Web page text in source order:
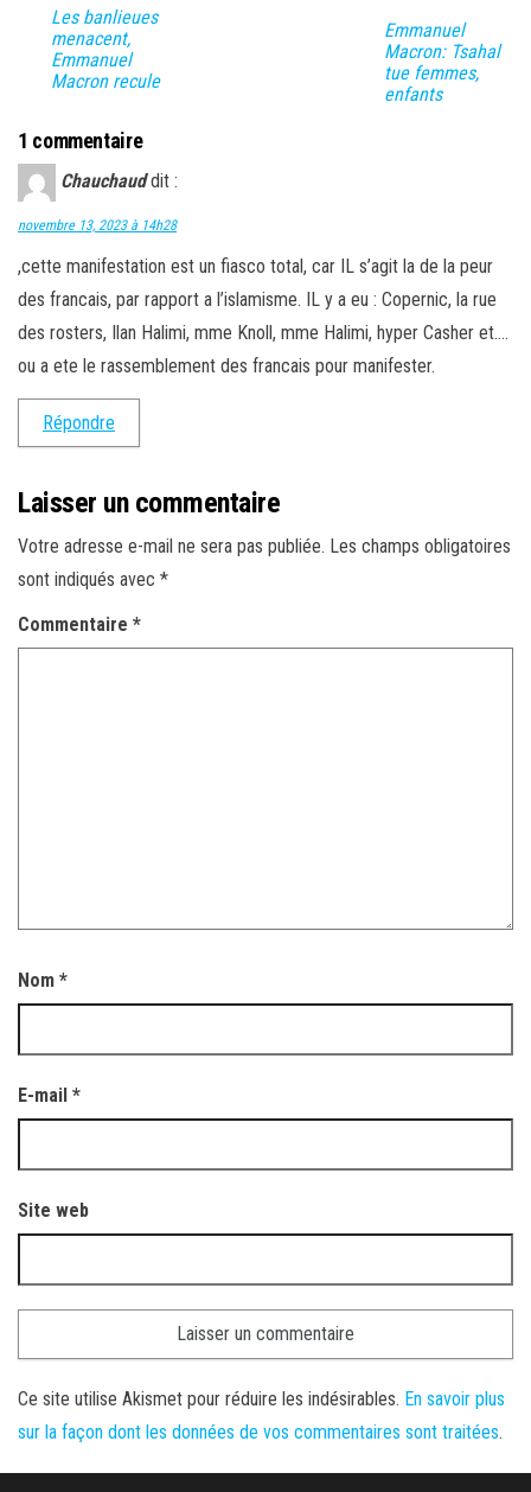
Les banlieues
menacent,
Emmanuel
Macron recule
Emmanuel
Macron: Tsahal
tue femmes,
enfants
1 commentaire
Chauchaud dit :
novembre 13, 2023 à 14h28
,cette manifestation est un fiasco total, car IL s’agit la de la peur
des francais, par rapport a l’islamisme. IL y a eu : Copernic, la rue
des rosters, Ilan Halimi, mme Knoll, mme Halimi, hyper Casher et….
ou a ete le rassemblement des francais pour manifester.
Répondre
Laisser un commentaire
Votre adresse e-mail ne sera pas publiée. Les champs obligatoires
sont indiqués avec *
Commentaire *
Nom *
E-mail *
Site web
Ce site utilise Akismet pour réduire les indésirables. En savoir plus
sur la façon dont les données de vos commentaires sont traitées.